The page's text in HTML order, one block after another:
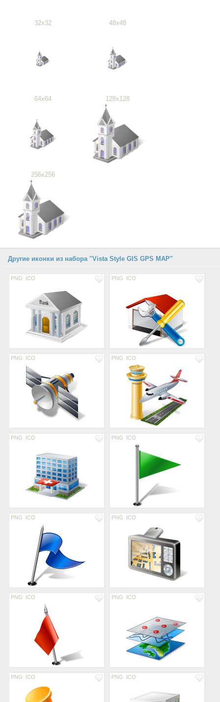
32x32 48x48
64x64 128x128
256x256
Другие иконки из набора "Vista Style GIS GPS MAP"
PNG ICO PNG ICO
PNG ICO PNG ICO
PNG ICO PNG ICO
PNG ICO PNG ICO
PNG ICO PNG ICO
PNG ICO PNG ICO